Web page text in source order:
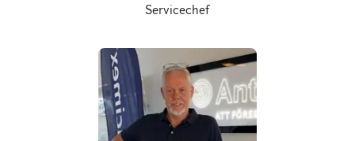
Servicechef